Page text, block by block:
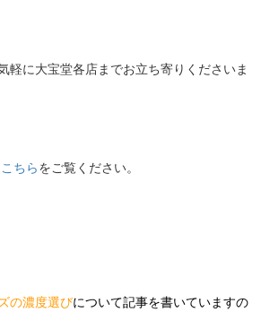
軽に大宝堂各店までお立ち寄りくださいま
こちらをご覧ください。
の濃度選びについて記事を書いていますの